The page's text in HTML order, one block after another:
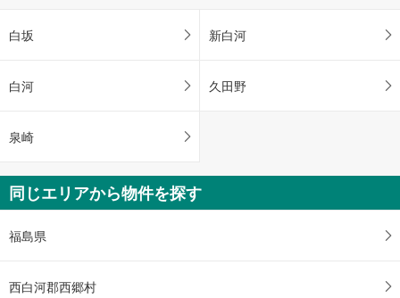
白坂 新白河
白河 久田野
泉崎
同じエリアから物件を探す
福島県
西白河郡西郷村